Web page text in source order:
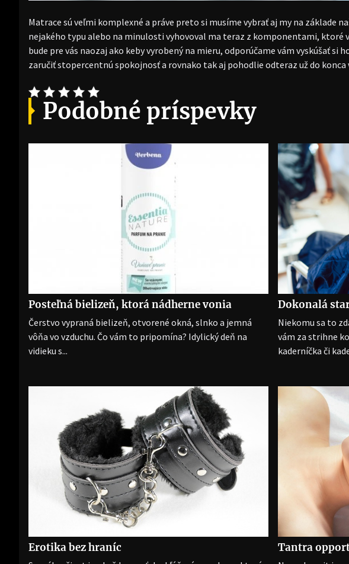
Matrace sú veľmi komplexné a práve preto si musíme vybrať aj my na základe
nejakého typu alebo na minulosti vyhovoval ma teraz z komponentami, ktoré
bude pre vás naozaj ako keby vyrobený na mieru, odporúčame vám vyskúšať
zaručiť stopercentnú spokojnosť a rovnako tak aj pohodlie odteraz už do
Podobné príspevky
Posteľná bielizeň, ktorá nádherne vonia
Čerstvo vypraná bielizeň, otvorené okná, slnko a jemná
vôňa vo vzduchu. Čo vám to pripomína? Idylický deň na
vidieku s...
Dokonalá
Niekomu sa to
vám za strihne
kaderníčka či
Erotika bez hraníc Tantra